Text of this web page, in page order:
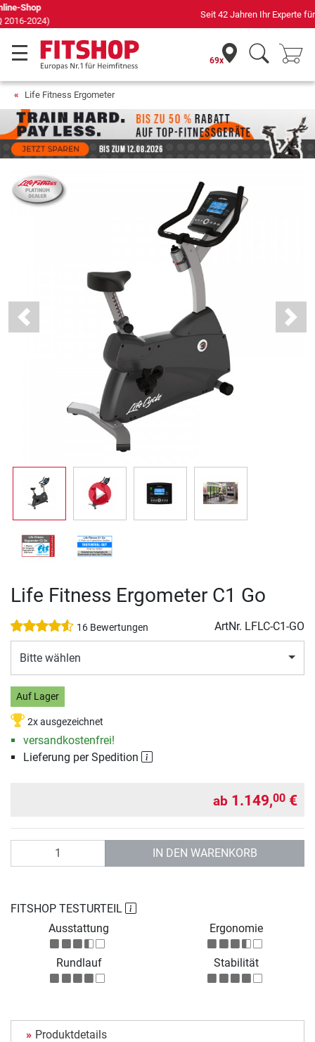
Seit 42 Jahren Ihr Experte für Heimfitness
69x
Life Fitness Ergometer
Previous Next
Life Fitness Ergometer C1 Go
16 Bewertungen ArtNr. LFLC-C1-GO
Bitte wählen
Auf Lager
2x ausgezeichnet
versandkostenfrei!
Lieferung per Spedition
ab 1.149,00 €
IN DEN WARENKORB
FITSHOP TESTURTEIL
Ausstattung
Ergonomie
Rundlauf Stabilität
Produktdetails